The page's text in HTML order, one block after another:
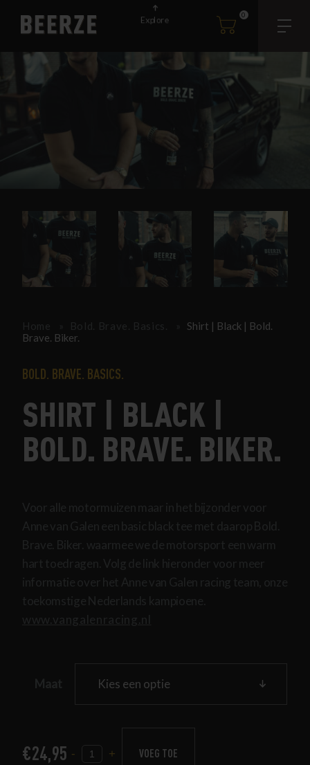
Explore 0
Shirt | Black | Bold.
Brave. Biker.
BOLD. BRAVE. BASICS.
SHIRT | BLACK |
BOLD. BRAVE. BIKER.
€24,95 - + VOEG TOE